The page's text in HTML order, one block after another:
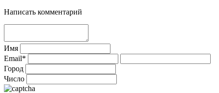
Написать комментарий
Имя
Email*
Город
Число